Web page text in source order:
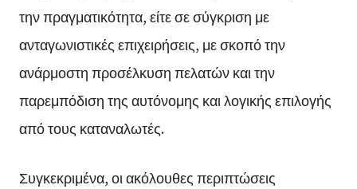
την πραγματικότητα, είτε σε σύγκριση με
ανταγωνιστικές επιχειρήσεις, με σκοπό την
ανάρμοστη προσέλκυση πελατών και την
παρεμπόδιση της αυτόνομης και λογικής επιλογής
από τους καταναλωτές.
Συγκεκριμένα, οι ακόλουθες περιπτώσεις